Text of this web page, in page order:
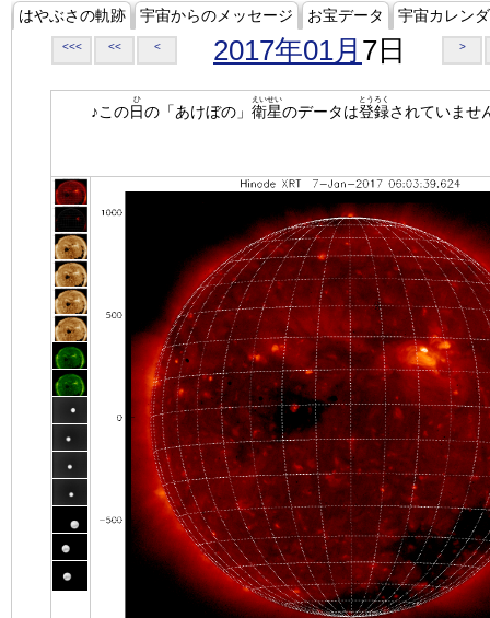
はやぶさの軌跡 宇宙からのメッセージ お宝データ 宇宙カレン
<<< << < 2017年01月 7日 >
♪この日
ひ
の「あけぼの」 衛星
えいせい
のデータは登録
とうろく
されていませ